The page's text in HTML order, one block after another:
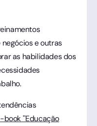
e outras
as habilidades dos
book "Educação